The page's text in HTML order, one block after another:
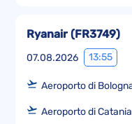
07.08.2026 13:55
Ryanair(FR3749)
Aeroporto di
Aeroporto di